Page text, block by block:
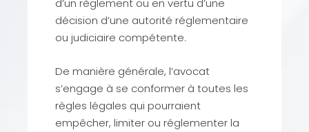
d’un règlement ou en vertu d’une
décision d’une autorité réglementaire
ou judiciaire compétente.
De manière générale, l’avocat
s’engage à se conformer à toutes les
règles légales qui pourraient
empêcher, limiter ou réglementer la